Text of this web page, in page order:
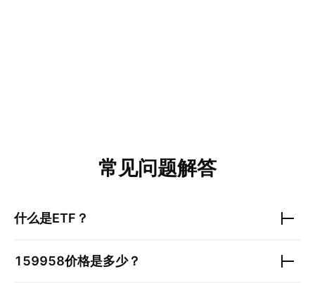
常见问题解答
什么是ETF？
159958价格是多少？